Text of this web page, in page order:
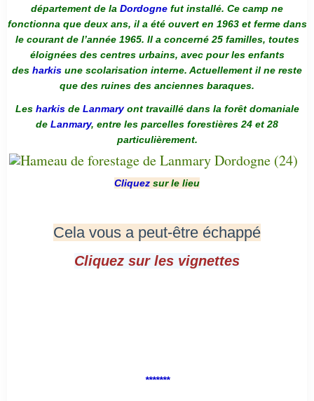
département de la Dordogne fut installé. Ce camp ne
fonctionna que deux ans, il a été ouvert en 1963 et ferme dans
le courant de l’année 1965. Il a concerné 25 familles, toutes
éloignées des centres urbains, avec pour les enfants
des harkis une scolarisation interne. Actuellement il ne reste
que des ruines des anciennes baraques.
Les harkis de Lanmaryont travaillé dans la forêt domaniale
de Lanmary, entre les parcelles forestières 24 et 28
particulièrement.
Cliquez sur le lieu
Cela vous a peut-être échappé
Cliquez sur les vignettes
*******